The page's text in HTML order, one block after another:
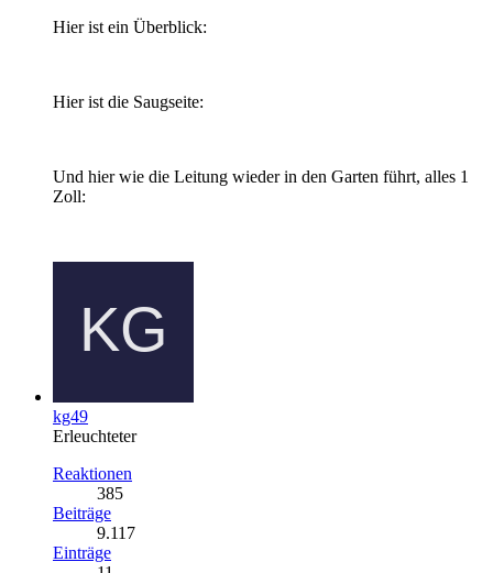
Hier ist ein Überblick:
Hier ist die Saugseite:
Und hier wie die Leitung wieder in den Garten führt, alles 1
Zoll:
kg49
Erleuchteter
Reaktionen
385
Beiträge
9.117
Einträge